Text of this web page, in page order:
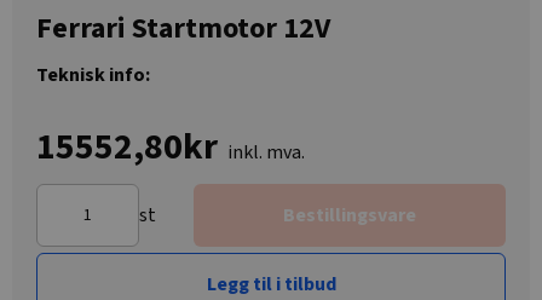
Ferrari Startmotor 12V
Teknisk info:
15552,80kr inkl. mva.
st Bestillingsvare
Legg til i tilbud